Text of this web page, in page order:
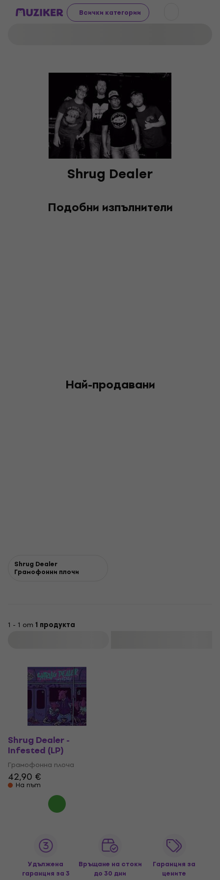
Всички категории
Shrug Dealer
Подобни изпълнители
Най-продавани
Shrug Dealer
Грамофонни плочи
1 - 1 от 1 продукта
Shrug Dealer -
Infested (LP)
Грамофонна плоча
42,90 €
На път
Удължена
гаранция за 3
Връщане на стоки
до 30 дни
Гаранция за
цените